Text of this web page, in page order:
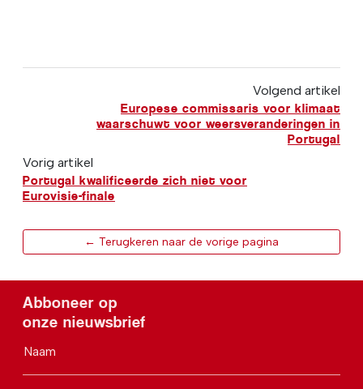
Volgend artikel
Europese commissaris voor klimaat
waarschuwt voor weersveranderingen in
Portugal
Vorig artikel
Portugal kwalificeerde zich niet voor
Eurovisie-finale
← Terugkeren naar de vorige pagina
Abboneer op
onze nieuwsbrief
Naam